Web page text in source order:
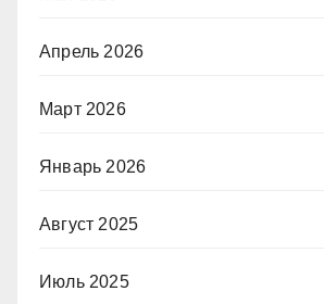
Апрель 2026
Март 2026
Январь 2026
Август 2025
Июль 2025